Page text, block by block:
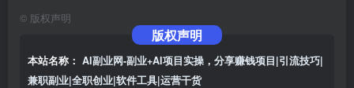
© 版权声明
版权声明
本站名称： AI副业网-副业+AI项目实操，分享赚钱项目|引流技巧|
兼职副业|全职创业|软件工具|运营干货